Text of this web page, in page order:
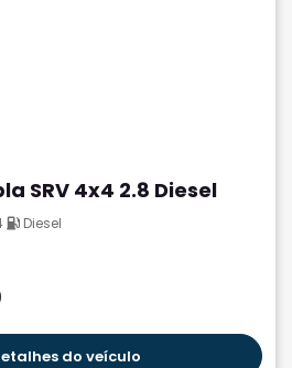
SRV 4x4 2.8 Diesel
Diesel
do veículo